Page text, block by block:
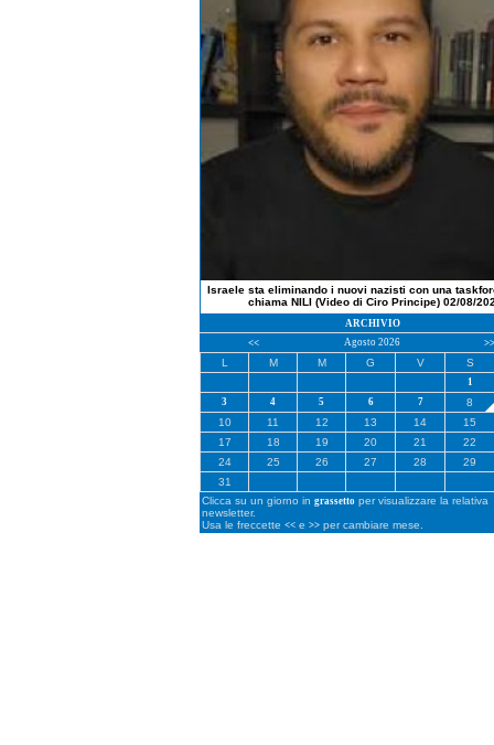
Israele sta eliminando i nuovi nazisti con una
chiama NILI (Video di Ciro Principe) 02/08/
ARCHIVIO
<<
Agosto 2026 >>
L M M G V S
1
3
4 5 6 7
8
10
11 12 13 14
15
17
18 19 20 21
22
24
25 26 27 28
29
31
Clicca su un giorno in grassetto per visualizzare la relativa
newsletter.
Usa le freccette << e >> per cambiare mese.